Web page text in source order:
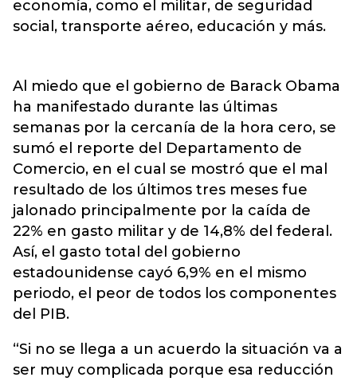
economía, como el militar, de seguridad
social, transporte aéreo, educación y más.
Al miedo que el gobierno de Barack Obama
ha manifestado durante las últimas
semanas por la cercanía de la hora cero, se
sumó el reporte del Departamento de
Comercio, en el cual se mostró que el mal
resultado de los últimos tres meses fue
jalonado principalmente por la caída de
22% en gasto militar y de 14,8% del federal.
Así, el gasto total del gobierno
estadounidense cayó 6,9% en el mismo
periodo, el peor de todos los componentes
del PIB.
“Si no se llega a un acuerdo la situación va a
ser muy complicada porque esa reducción